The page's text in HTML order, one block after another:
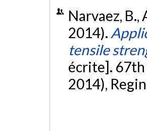
Narvaez,
2014).
tensile
écrite]. 67th
2014),